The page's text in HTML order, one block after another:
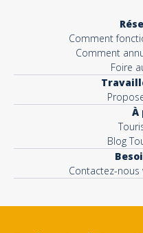
Comment
Comment
Foire
À
Blog
Contactez-nous